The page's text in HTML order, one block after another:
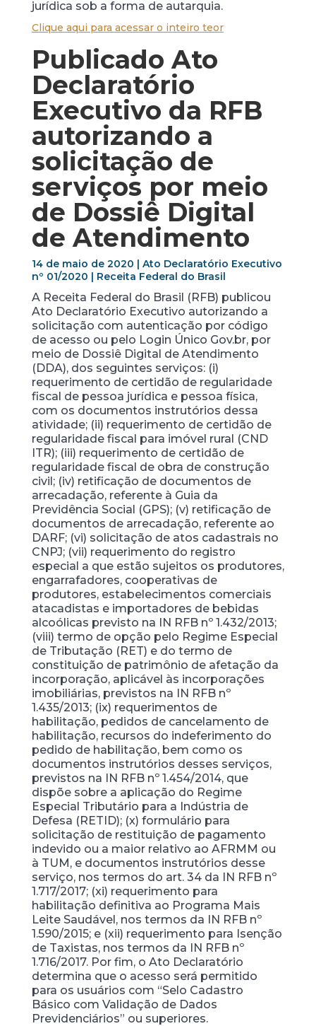
jurídica sob a forma de autarquia.
Clique aqui para acessar o inteiro teor
Publicado Ato
Declaratório
Executivo da RFB
autorizando a
solicitação de
serviços por meio
de Dossiê Digital
de Atendimento
14 de maio de 2020 | Ato Declaratório Executivo
nº 01/2020 | Receita Federal do Brasil
A Receita Federal do Brasil (RFB) publicou
Ato Declaratório Executivo autorizando a
solicitação com autenticação por código
de acesso ou pelo Login Único Gov.br, por
meio de Dossiê Digital de Atendimento
(DDA), dos seguintes serviços: (i)
requerimento de certidão de regularidade
fiscal de pessoa jurídica e pessoa física,
com os documentos instrutórios dessa
atividade; (ii) requerimento de certidão de
regularidade fiscal para imóvel rural (CND
ITR); (iii) requerimento de certidão de
regularidade fiscal de obra de construção
civil; (iv) retificação de documentos de
arrecadação, referente à Guia da
Previdência Social (GPS); (v) retificação de
documentos de arrecadação, referente ao
DARF; (vi) solicitação de atos cadastrais no
CNPJ; (vii) requerimento do registro
especial a que estão sujeitos os produtores,
engarrafadores, cooperativas de
produtores, estabelecimentos comerciais
atacadistas e importadores de bebidas
alcoólicas previsto na IN RFB nº 1.432/2013;
(viii) termo de opção pelo Regime Especial
de Tributação (RET) e do termo de
constituição de patrimônio de afetação da
incorporação, aplicável às incorporações
imobiliárias, previstos na IN RFB nº
1.435/2013; (ix) requerimentos de
habilitação, pedidos de cancelamento de
habilitação, recursos do indeferimento do
pedido de habilitação, bem como os
documentos instrutórios desses serviços,
previstos na IN RFB nº 1.454/2014, que
dispõe sobre a aplicação do Regime
Especial Tributário para a Indústria de
Defesa (RETID); (x) formulário para
solicitação de restituição de pagamento
indevido ou a maior relativo ao AFRMM ou
à TUM, e documentos instrutórios desse
serviço, nos termos do art. 34 da IN RFB nº
1.717/2017; (xi) requerimento para
habilitação definitiva ao Programa Mais
Leite Saudável, nos termos da IN RFB nº
1.590/2015; e (xii) requerimento para Isenção
de Taxistas, nos termos da IN RFB nº
1.716/2017. Por fim, o Ato Declaratório
determina que o acesso será permitido
para os usuários com “Selo Cadastro
Básico com Validação de Dados
Previdenciários” ou superiores.